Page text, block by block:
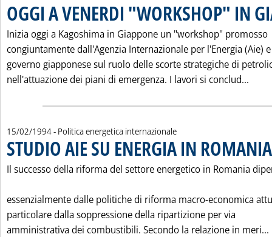
OGGI A VENERDI "WORKSHOP" IN
Inizia oggi a Kagoshima in Giappone un "workshop" promosso
congiuntamente dall'Agenzia Internazionale per l'Energia (Aie)
governo giapponese sul ruolo delle scorte strategiche di
nell'attuazione dei piani di emergenza. I lavori si conclud...
15/02/1994- Politica energetica internazionale
STUDIO AIE SU ENERGIA IN ROMANIA
Il successo della riforma del settore energetico in Romania
essenzialmente dalle politiche di riforma macro-economica
particolare dalla soppressione della ripartizione per via
amministrativa dei combustibili. Secondo la relazione in meri...